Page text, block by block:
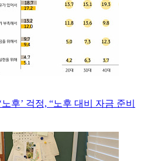
후’ 걱정, “노후 대비 자금 준비